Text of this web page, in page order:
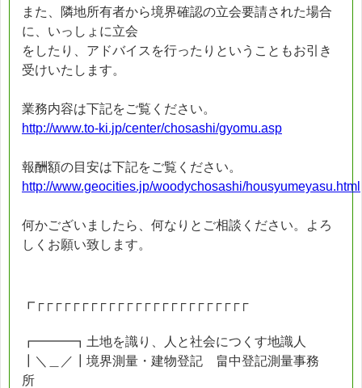
また、隣地所有者から境界確認の立会要請された場合
に、いっしょに立会
をしたり、アドバイスを行ったりということもお引き
受けいたします。
業務内容は下記をご覧ください。
http://www.to-ki.jp/center/chosashi/gyomu.asp
報酬額の目安は下記をご覧ください。
http://www.geocities.jp/woodychosashi/housyumeyasu.html
何かございましたら、何なりとご相談ください。よろ
しくお願い致します。
┏┌┌┌┌┌┌┌┌┌┌┌┌┌┌┌┌┌┌┌┌┌┌┌┌
┏━━━┓土地を識り、人と社会につくす地識人
┃＼＿／┃境界測量・建物登記 畠中登記測量事務
所